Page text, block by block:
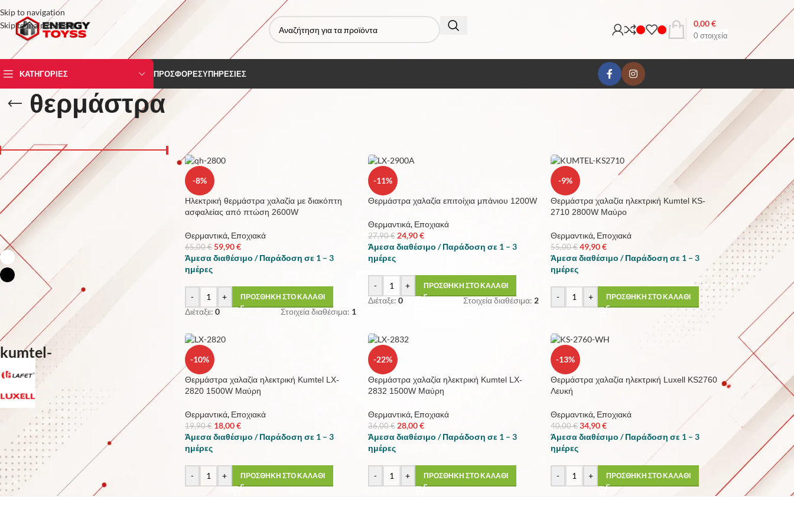
Skip to navigation
Skip to main content
0 στοιχεία
0,00€
ΚΑΤΗΓΟΡΙΕΣ ΠΡΟΣΦΟΡΕΣΥΠΗΡΕΣΙΕΣ
θερμάστρα
ΤΙΜΗ
Price: 10 €
ΧΡΩΜΑ
Λεύκο
Μάυρο
ΚΑΤΑΣΚΕΥΑΣΤΗΣ
KUMTEL
LAFET
LUXELL 1
STOCK STATUS
Για την πώληση
Σε απόθεμα
Αρχική σελίδα
-8%
Ηλεκτρική θερμάστρα χαλαζία με διακόπτη
ασφαλείας από πτώση 2600W
Θερμαντικά, Εποχιακά
65,00€ 59,90€
Άμεσα διαθέσιμο / Παράδοση σε 1 – 3
ημέρες
- + ΠΡΟΣΘΗΚΗ ΣΤΟ ΚΑΛΑΘΙ
Διέταξε: 0 Στοιχεία διαθέσιμα: 1
-11%
Θερμάστρα χαλαζία επιτοίχια μπάνιου 1200W
Θερμαντικά, Εποχιακά
27,90€ 24,90€
Άμεσα διαθέσιμο / Παράδοση σε 1 – 3
ημέρες
- + ΠΡΟΣΘΗΚΗ ΣΤΟ ΚΑΛΑΘΙ
Διέταξε: 0 Στοιχεία διαθέσιμα: 2
-9%
Θερμάστρα χαλαζία ηλεκτρική Kumtel KS-
2710 2800W Μαύρο
Θερμαντικά, Εποχιακά
55,00€ 49,90€
Άμεσα διαθέσιμο / Παράδοση σε 1 – 3
ημέρες
- + ΠΡΟΣΘΗΚΗ ΣΤΟ ΚΑΛΑΘΙ
-10%
Θερμάστρα χαλαζία ηλεκτρική Kumtel LX-
2820 1500W Μαύρη
Θερμαντικά, Εποχιακά
19,90€ 18,00€
Άμεσα διαθέσιμο / Παράδοση σε 1 – 3
ημέρες
- + ΠΡΟΣΘΗΚΗ ΣΤΟ ΚΑΛΑΘΙ
-22%
Θερμάστρα χαλαζία ηλεκτρική Kumtel LX-
2832 1500W Μαύρη
Θερμαντικά, Εποχιακά
36,00€ 28,00€
Άμεσα διαθέσιμο / Παράδοση σε 1 – 3
ημέρες
- + ΠΡΟΣΘΗΚΗ ΣΤΟ ΚΑΛΑΘΙ
-13%
Θερμάστρα χαλαζία ηλεκτρική Luxell KS2760
Λευκή
Θερμαντικά, Εποχιακά
40,00€ 34,90€
Άμεσα διαθέσιμο / Παράδοση σε 1 – 3
ημέρες
- + ΠΡΟΣΘΗΚΗ ΣΤΟ ΚΑΛΑΘΙ